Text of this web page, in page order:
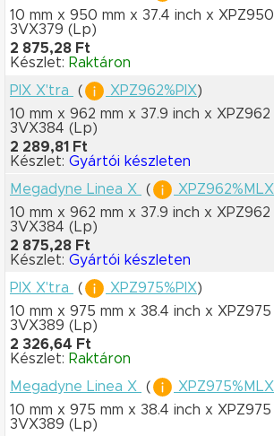
10 mm x 950 mm x 37.4 inch x XPZ950
3VX379 (Lp)
2 875,28 Ft
Készlet: Raktáron
PIX X'tra
( XPZ962%PIX)
10 mm x 962 mm x 37.9 inch x XPZ962
3VX384 (Lp)
2 289,81 Ft
Készlet: Gyártói készleten
Megadyne Linea X
( XPZ962%MLX
10 mm x 962 mm x 37.9 inch x XPZ962
3VX384 (Lp)
2 875,28 Ft
Készlet: Gyártói készleten
PIX X'tra
( XPZ975%PIX)
10 mm x 975 mm x 38.4 inch x XPZ975
3VX389 (Lp)
2 326,64 Ft
Készlet: Raktáron
Megadyne Linea X
( XPZ975%MLX
10 mm x 975 mm x 38.4 inch x XPZ975
3VX389 (Lp)